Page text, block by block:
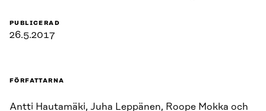
PUBLICERAD
26.5.2017
FÖRFATTARNA
Antti Hautamäki, Juha Leppänen, Roope Mokka och